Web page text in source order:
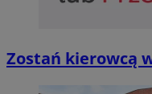
Zostań kierowcą